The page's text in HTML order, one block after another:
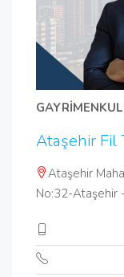
Ataşehir Fil
Ataşehir
No:32-Ataşehir